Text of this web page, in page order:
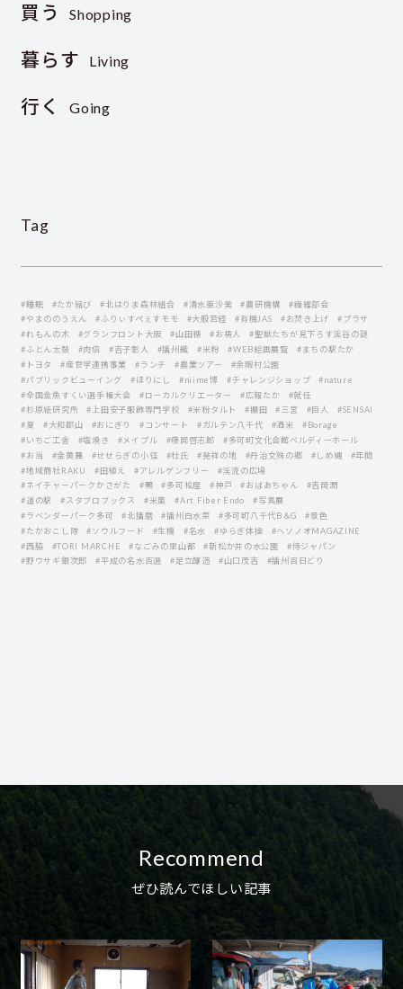
買う Shopping
暮らす Living
行く Going
Tag
#睡眠 #たか結び #北はりま森林組合 #清水亜沙美 #農研機構
#繊維部会
#やまののうえん
#ふりぃすぺぇすモモ #大般若経 #有機JAS #お焚き上げ
#プラザ
#れもんの木
#グランフロント大阪 #山田穂 #お祷人
#聖獣たちが見下ろす渓谷の謎
#ふとん太鼓
#肉倍 #吉子彰人 #播州織 #米粉 #WEB絵画展覧
#まちの駅たか
#トヨタ
#産官学連携事業 #ランチ #農業ツアー
#余暇村公園
#パブリックビューイング
#ほりにし #niime博 #チャレンジショップ
#nature
#全国金魚すくい選手権大会
#ローカルクリエーター #広報たか
#就任
#杉原紙研究所
#上田安子服飾専門学校 #米粉タルト #棚田 #三宮 #巨人
#SENSAI
#夏
#大和郡山 #おにぎり #コンサート #ガルテン八千代 #酒米
#Borage
#いちご工舎
#塩焼き #メイプル #藤岡啓志郞
#多可町文化会館ベルディーホール
#お当
#金黄舞 #せせらぎの小径 #杜氏 #発祥の地 #丹治文殊の郷 #しめ縄
#年間
#地域商社RAKU
#田植え #アレルゲンフリー
#渓流の広場
#ネイチャーパークかさがた
#鴨 #多可桧屋 #神戸 #おばあちゃん
#吉岡潤
#道の駅
#スタブロブックス #米菓 #Art Fiber Endo
#写真展
#ラベンダーパーク多可
#北播磨 #播州白水菜 #多可町八千代B＆G
#景色
#たかおこし隊
#ソウルフード #生機 #名水 #ゆらぎ体操
#ヘソノオMAGAZINE
#西脇
#TORI MARCHE #なごみの里山都 #新松か井の水公園
#侍ジャパン
#野ウサギ銀次郎
#平成の名水百選 #足立醸造 #山口茂吉 #播州百日どり
Recommend
ぜひ読んでほしい記事